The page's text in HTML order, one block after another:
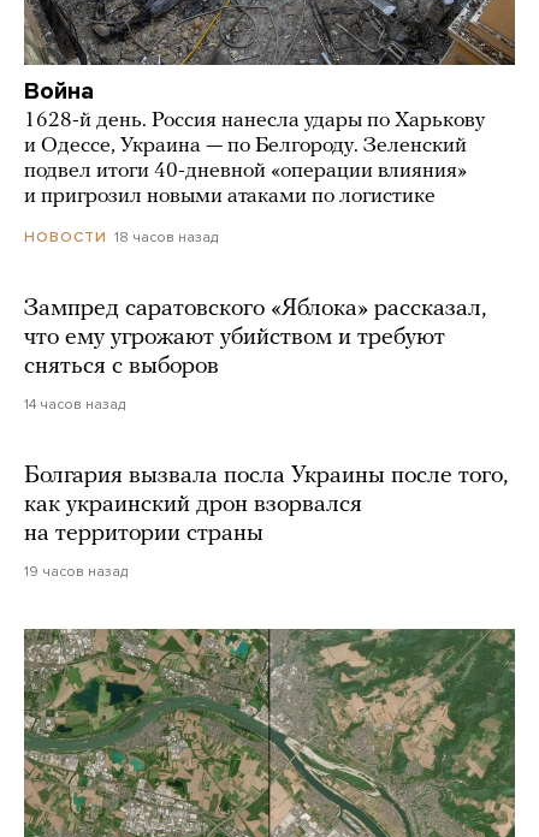
Война
1628-й день. Россия нанесла удары по Харькову
и Одессе, Украина — по Белгороду. Зеленский
подвел итоги 40-дневной «операции влияния»
и пригрозил новыми атаками по логистике
НОВОСТИ 18 часов назад
Зампред саратовского «Яблока» рассказал,
что ему угрожают убийством и требуют
сняться с выборов
14 часов назад
Болгария вызвала посла Украины после того,
как украинский дрон взорвался
на территории страны
19 часов назад